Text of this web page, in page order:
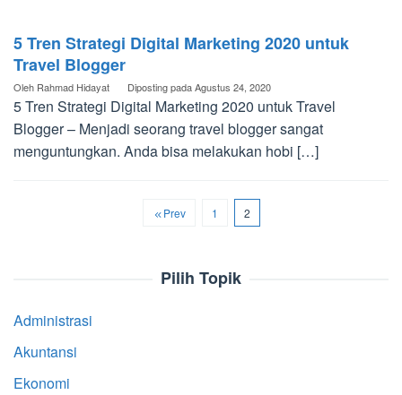
5 Tren Strategi Digital Marketing 2020 untuk
Travel Blogger
Oleh Rahmad Hidayat Diposting padaAgustus 24, 2020
5 Tren Strategi Digital Marketing 2020 untuk Travel
Blogger – Menjadi seorang travel blogger sangat
menguntungkan. Anda bisa melakukan hobi […]
Prev 1 2
Pilih Topik
Administrasi
Akuntansi
Ekonomi